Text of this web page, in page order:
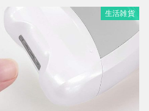
生活雑貨